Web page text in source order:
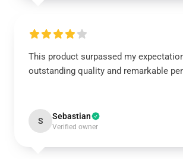
This product surpassed my
outstanding quality and remarkable
S Sebastian
Verified owner